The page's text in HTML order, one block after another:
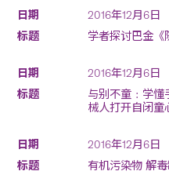
2016年12月6日
学者探讨巴金《
2016年12月6日
与别不童﹕学懂
械人打开自闭童
2016年12月6日
有机污染物 解